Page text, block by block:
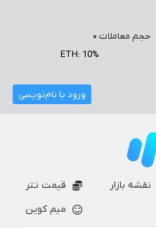
حجم معاملات ۰
ETH: 10%
ورود یا نام‌نویسی
نقشه بازار
قیمت تتر
میم کوین